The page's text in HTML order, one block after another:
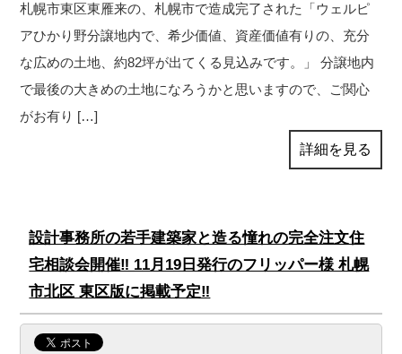
札幌市東区東雁来の、札幌市で造成完了された「ウェルピ
アひかり野分譲地内で、希少価値、資産価値有りの、充分
な広めの土地、約82坪が出てくる見込みです。」 分譲地内
で最後の大きめの土地になろうかと思いますので、ご関心
がお有り […]
詳細を見る
設計事務所の若手建築家と造る憧れの完全注文住
宅相談会開催‼ 11月19日発行のフリッパー様 札幌
市北区 東区版に掲載予定‼